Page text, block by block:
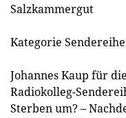
Salzkammergut
Kategorie
Johannes Kaup für
Radiokolleg-
Sterben um? –